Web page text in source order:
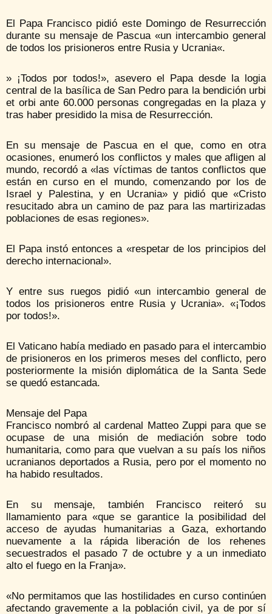
El Papa Francisco pidió este Domingo de Resurrección
durante su mensaje de Pascua «un intercambio general
de todos los prisioneros entre Rusia y Ucrania«.
» ¡Todos por todos!», asevero el Papa desde la logia
central de la basílica de San Pedro para la bendición urbi
et orbi ante 60.000 personas congregadas en la plaza y
tras haber presidido la misa de Resurrección.
En su mensaje de Pascua en el que, como en otra
ocasiones, enumeró los conflictos y males que afligen al
mundo, recordó a «las víctimas de tantos conflictos que
están en curso en el mundo, comenzando por los de
Israel y Palestina, y en Ucrania» y pidió que «Cristo
resucitado abra un camino de paz para las martirizadas
poblaciones de esas regiones».
El Papa instó entonces a «respetar de los principios del
derecho internacional».
Y entre sus ruegos pidió «un intercambio general de
todos los prisioneros entre Rusia y Ucrania». «¡Todos
por todos!».
El Vaticano había mediado en pasado para el intercambio
de prisioneros en los primeros meses del conflicto, pero
posteriormente la misión diplomática de la Santa Sede
se quedó estancada.
Mensaje del Papa
Francisco nombró al cardenal Matteo Zuppi para que se
ocupase de una misión de mediación sobre todo
humanitaria, como para que vuelvan a su país los niños
ucranianos deportados a Rusia, pero por el momento no
ha habido resultados.
En su mensaje, también Francisco reiteró su
llamamiento para «que se garantice la posibilidad del
acceso de ayudas humanitarias a Gaza, exhortando
nuevamente a la rápida liberación de los rehenes
secuestrados el pasado 7 de octubre y a un inmediato
alto el fuego en la Franja».
«No permitamos que las hostilidades en curso continúen
afectando gravemente a la población civil, ya de por sí